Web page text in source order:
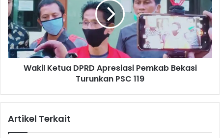
s
a
n
B
e
r
a
A
i
l
K
e
t
u
A
Wakil Ketua DPRD Apresiasi Pemkab Bekasi
Turunkan PSC 119
Artikel Terkait